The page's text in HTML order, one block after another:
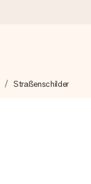
und schicken es
Straßenschilder